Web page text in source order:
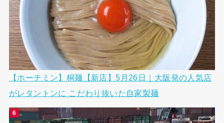
【ホーチミン】桐麺【新店】5月26日｜大阪発の人気店
がレタントンに こだわり抜いた自家製麺